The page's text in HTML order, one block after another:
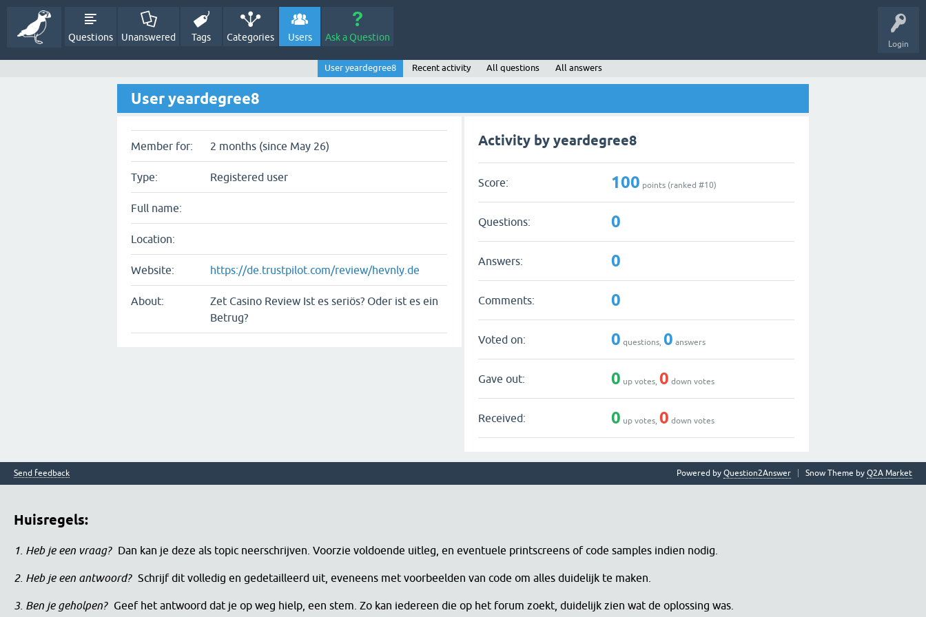
Login
Questions Unanswered Tags Categories Users Ask a Question
User yeardegree8 Recent activity All questions All answers
User yeardegree8
Member for: 2 months (since May 26)
Type: Registered user
Full name:
Location:
Website: https://de.trustpilot.com/review/hevnly.de
About:
Zet Casino Review Ist es seriös? Oder ist es ein
Betrug?
Activity by yeardegree8
Score: 100 points (ranked #10)
Questions: 0
Answers: 0
Comments: 0
Voted on: 0 questions,0 answers
Gave out: 0 up votes,0 down votes
Received: 0 up votes,0 down votes
Send feedback Snow Theme by Q2A Market
Powered by Question2Answer
Huisregels:
1. Heb je een vraag? Dan kan je deze als topic neerschrijven. Voorzie voldoende uitleg, en eventuele printscreens of code samples indien nodig.
2. Heb je een antwoord? Schrijf dit volledig en gedetailleerd uit, eveneens met voorbeelden van code om alles duidelijk te maken.
3. Ben je geholpen? Geef het antwoord dat je op weg hielp, een stem. Zo kan iedereen die op het forum zoekt, duidelijk zien wat de oplossing was.